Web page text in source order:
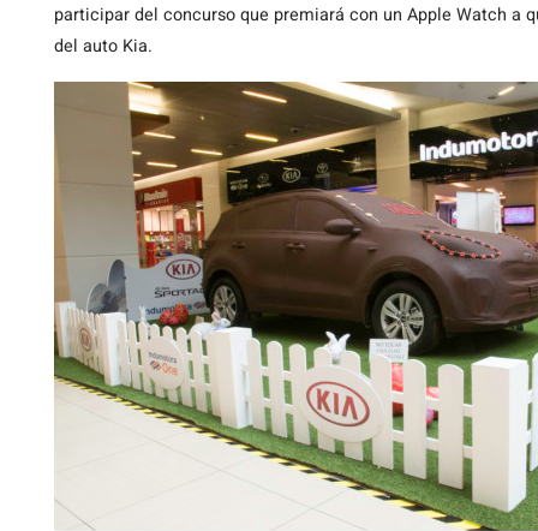
participar del concurso que premiará con un Apple Watch a
del auto Kia.